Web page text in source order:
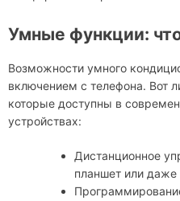
Умные функции:
Возможности умного
включением с телефона. Вот
которые доступны в
устройствах:
Дистанционное
планшет или